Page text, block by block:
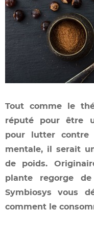
Tout comme le
réputé pour être
pour lutter contre
mentale, il serait
de poids.
plante regorge
Symbiosys vous
comment le